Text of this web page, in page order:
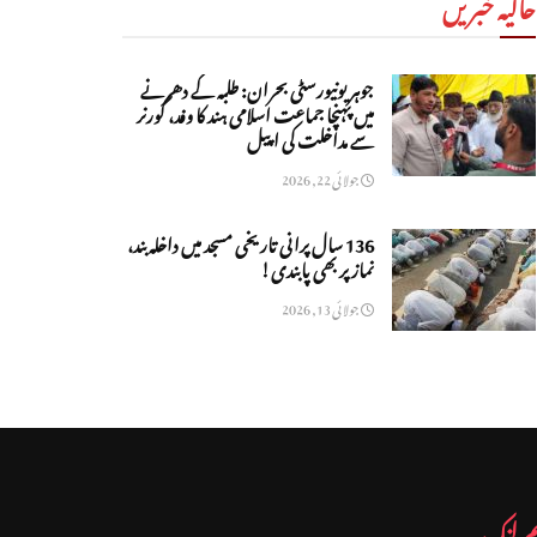
جوہر یونیورسٹی بحران: طلبہ کے دھرنے
میں پہنچا جماعت اسلامی ہند کا وفد، گورنر
سے مداخلت کی اپیل
جولائی 22, 2026
136 سال پرانی تاریخی مسجد میں داخلہ بند،
نماز پر بھی پابندی!
جولائی 13, 2026